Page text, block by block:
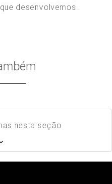
desenvolvemos.
nesta seção